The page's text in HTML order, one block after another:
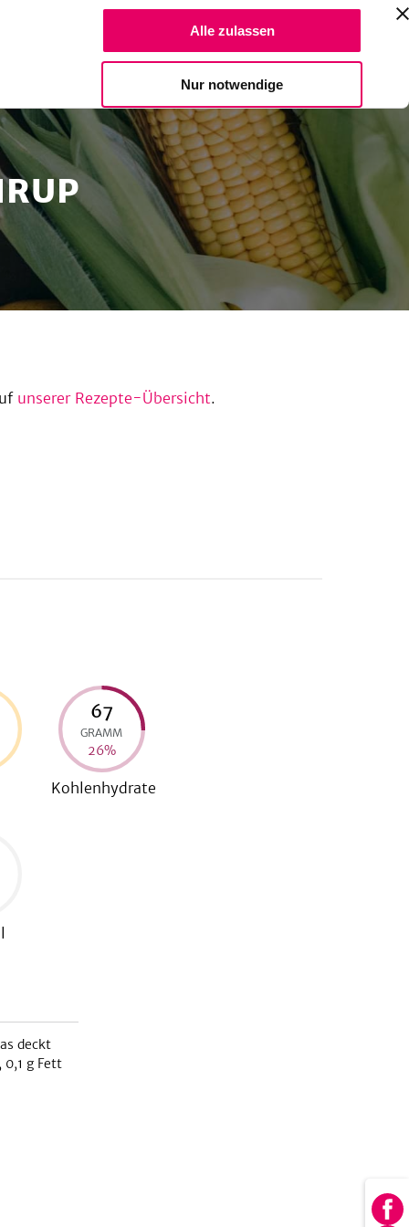
Alle zulassen
Nur notwendige
Spendiere einen Kaffee
Suche
unserer Rezepte-Übersicht.
67
GRAMM
26%
Kohlenhydrate
deckt
0,1 g Fett